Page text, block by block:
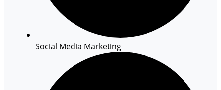
Social Media Marketing